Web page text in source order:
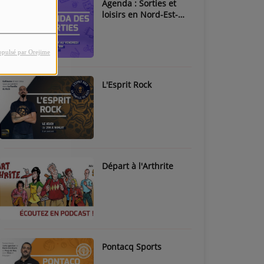
par Orejime
Agenda : Sorties et
loisirs en Nord-Est-
L'Esprit Rock
Départ à l'Arthrite
Pontacq Sports